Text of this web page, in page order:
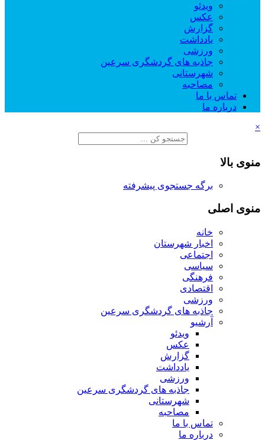
ویدئو
عکس
گزارش
یادداشت
ورزشی
جاذبه های گردشگری سرعین
شهرستانی
مصاحبه
تماس با ما
درباره ما
×
منوی بالا
برگه جستجوی پیشرفته
منوی اصلی
خانه
اخبار شهرستان
اجتماعی
سیاسی
فرهنگی
اقتصادی
ورزشی
جاذبه های گردشگری سرعین
آرشیو
ویدئو
عکس
گزارش
یادداشت
ورزشی
جاذبه های گردشگری سرعین
شهرستانی
مصاحبه
تماس با ما
درباره ما